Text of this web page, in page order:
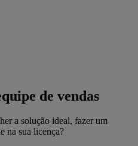
de vendas
a solução ideal, fazer um
na sua licença?